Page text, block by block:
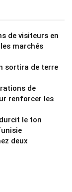
de visiteurs en
marchés
sortira de terre
de
renforcer les
le ton
deux